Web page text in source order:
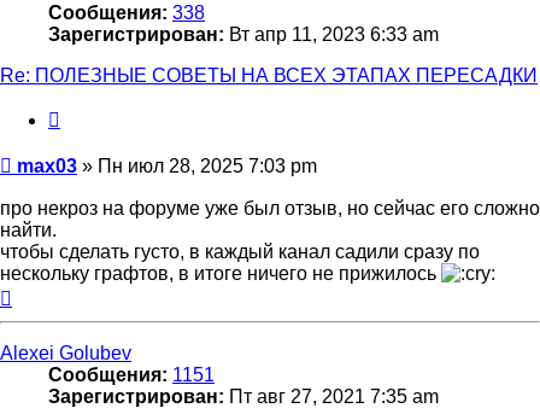
Сообщения: 338
Зарегистрирован: Вт апр 11, 2023 6:33 am
Re: ПОЛЕЗНЫЕ СОВЕТЫ НА ВСЕХ ЭТАПАХ ПЕРЕСАДКИ
Сообщение
max03 » Пн июл 28, 2025 7:03 pm
про некроз на форуме уже был отзыв, но сейчас его сложно
найти.
чтобы сделать густо, в каждый канал садили сразу по
нескольку графтов, в итоге ничего не прижилось
Alexei Golubev
Сообщения: 1151
Зарегистрирован: Пт авг 27, 2021 7:35 am